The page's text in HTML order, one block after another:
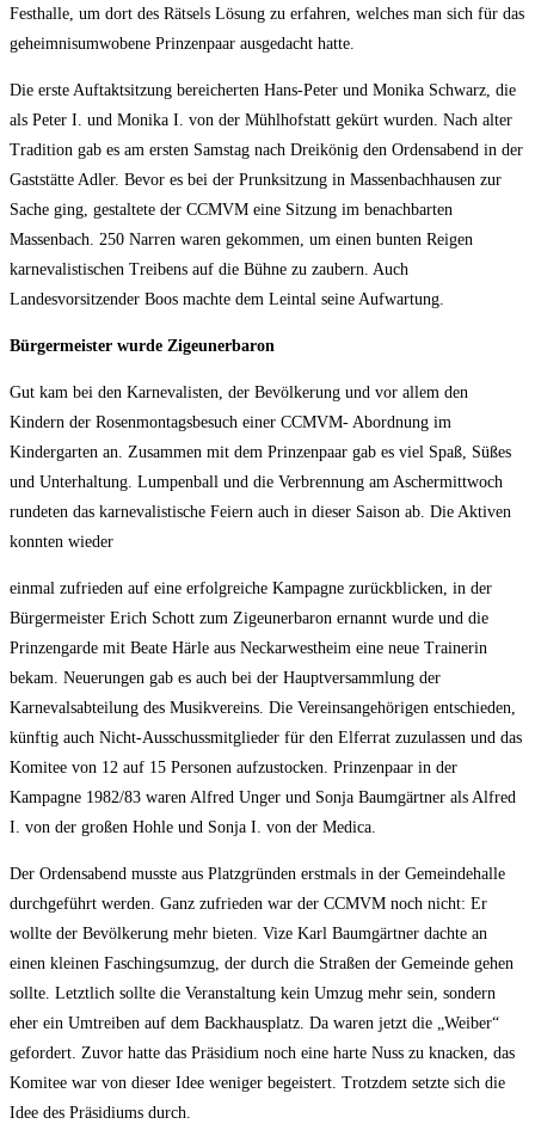
Festhalle, um dort des Rätsels Lösung zu erfahren, welches man sich für das
geheimnisumwobene Prinzenpaar ausgedacht hatte.
Die erste Auftaktsitzung bereicherten Hans-Peter und Monika Schwarz, die
als Peter I. und Monika I. von der Mühlhofstatt gekürt wurden. Nach alter
Tradition gab es am ersten Samstag nach Dreikönig den Ordensabend in der
Gaststätte Adler. Bevor es bei der Prunksitzung in Massenbachhausen zur
Sache ging, gestaltete der CCMVM eine Sitzung im benachbarten
Massenbach. 250 Narren waren gekommen, um einen bunten Reigen
karnevalistischen Treibens auf die Bühne zu zaubern. Auch
Landesvorsitzender Boos machte dem Leintal seine Aufwartung.
Bürgermeister wurde Zigeunerbaron
Gut kam bei den Karnevalisten, der Bevölkerung und vor allem den
Kindern der Rosenmontagsbesuch einer CCMVM- Abordnung im
Kindergarten an. Zusammen mit dem Prinzenpaar gab es viel Spaß, Süßes
und Unterhaltung. Lumpenball und die Verbrennung am Aschermittwoch
rundeten das karnevalistische Feiern auch in dieser Saison ab. Die Aktiven
konnten wieder
einmal zufrieden auf eine erfolgreiche Kampagne zurückblicken, in der
Bürgermeister Erich Schott zum Zigeunerbaron ernannt wurde und die
Prinzengarde mit Beate Härle aus Neckarwestheim eine neue Trainerin
bekam. Neuerungen gab es auch bei der Hauptversammlung der
Karnevalsabteilung des Musikvereins. Die Vereinsangehörigen entschieden,
künftig auch Nicht-Ausschussmitglieder für den Elferrat zuzulassen und das
Komitee von 12 auf 15 Personen aufzustocken. Prinzenpaar in der
Kampagne 1982/83 waren Alfred Unger und Sonja Baumgärtner als Alfred
I. von der großen Hohle und Sonja I. von der Medica.
Der Ordensabend musste aus Platzgründen erstmals in der Gemeindehalle
durchgeführt werden. Ganz zufrieden war der CCMVM noch nicht: Er
wollte der Bevölkerung mehr bieten. Vize Karl Baumgärtner dachte an
einen kleinen Faschingsumzug, der durch die Straßen der Gemeinde gehen
sollte. Letztlich sollte die Veranstaltung kein Umzug mehr sein, sondern
eher ein Umtreiben auf dem Backhausplatz. Da waren jetzt die „Weiber“
gefordert. Zuvor hatte das Präsidium noch eine harte Nuss zu knacken, das
Komitee war von dieser Idee weniger begeistert. Trotzdem setzte sich die
Idee des Präsidiums durch.